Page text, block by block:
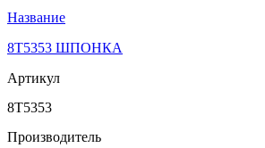
Название
8T5353 ШПОНКА
Артикул
8T5353
Производитель